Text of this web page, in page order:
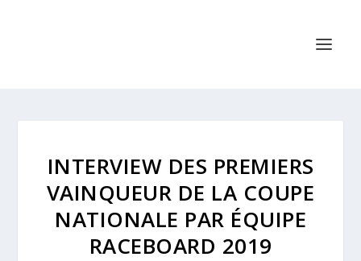
INTERVIEW DES PREMIERS
VAINQUEUR DE LA COUPE
NATIONALE PAR ÉQUIPE
RACEBOARD 2019